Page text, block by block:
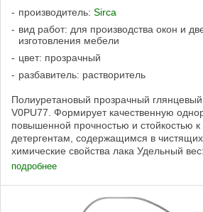
производитель: Sirca
вид работ: для производства окон и
изготовления мебели
цвет: прозрачный
разбавитель: растворитель
Полиуретановый прозрачный
V0PU77. Формирует качественную
повышенной прочностью и стойкостью
детергентам, содержащимся в
химические свойства лака Удельный вес:
подробнее